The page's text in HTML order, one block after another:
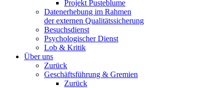
Projekt Pusteblume
Datenerhebung im Rahmen
der externen Qualitätssicherung
Besuchsdienst
Psychologischer Dienst
Lob & Kritik
Über uns
Zurück
Geschäftsführung & Gremien
Zurück